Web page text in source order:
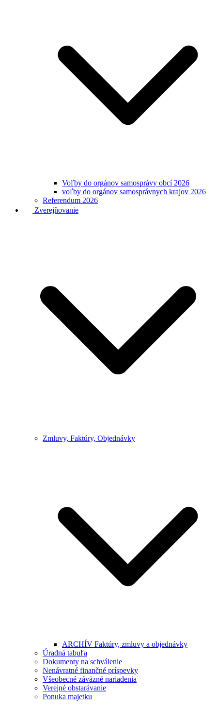
Voľby do orgánov samosprávy obcí 2026
voľby do orgánov samosprávnych krajov 2026
Referendum 2026
Zverejňovanie
Zmluvy, Faktúry, Objednávky
ARCHÍV Faktúry, zmluvy a objednávky
Úradná tabuľa
Dokumenty na schválenie
Nenávratné finančné príspevky
Všeobecné záväzné nariadenia
Verejné obstarávanie
Ponuka majetku